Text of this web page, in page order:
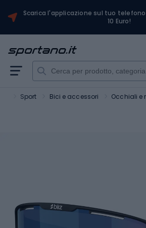
Scarica l'applicazione sul tuo
10 Euro!
Sport Bici e accessori Occhiali e